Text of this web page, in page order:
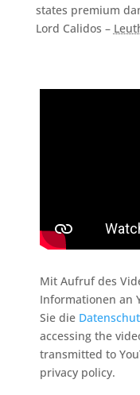
states premium
Lord Calidos –
Mit Aufruf des
Informationen an
Sie die
accessing the
transmitted to
privacy policy.